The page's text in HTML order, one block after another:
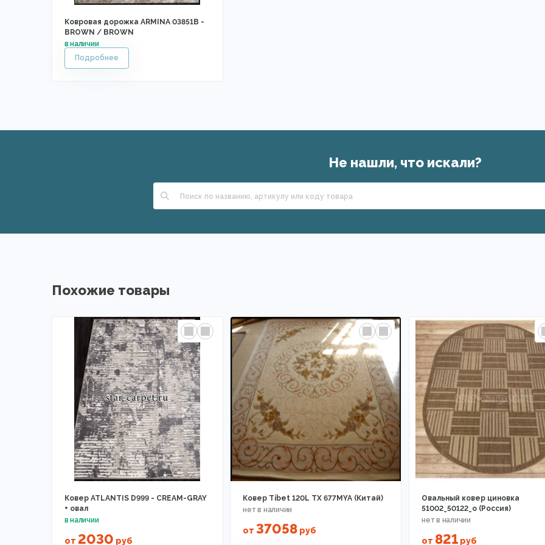
Ковровая дорожка ARMINA 03851B -
BROWN / BROWN
Не нашли, что искали?
Похожие товары
Ковер ATLANTIS D999 - CREAM-GRAY
+ овал
от 2030 руб
Ковер Tibet 120L TX 677MYA (Китай)
от37058 руб
Овальный ковер циновка
51002_50122_o (Россия)
от 821 руб